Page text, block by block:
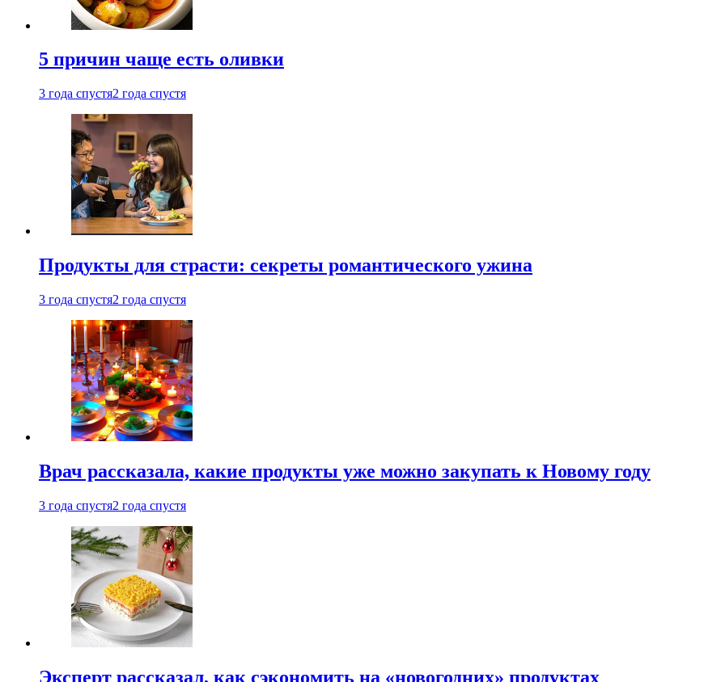
5 причин чаще есть оливки
3 года спустя2 года спустя
Продукты для страсти: секреты романтического ужина
3 года спустя2 года спустя
Врач рассказала, какие продукты уже можно закупать к Новому году
3 года спустя2 года спустя
Эксперт рассказал, как сэкономить на «новогодних» продуктах